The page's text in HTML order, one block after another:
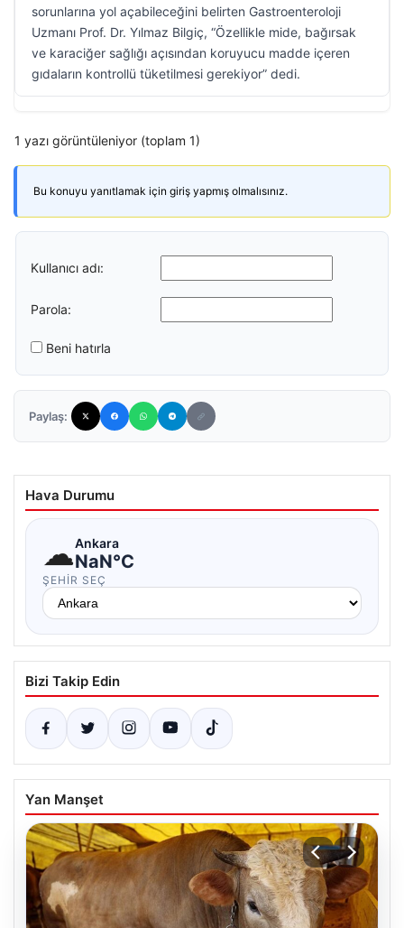
sorunlarına yol açabileceğini belirten Gastroenteroloji
Uzmanı Prof. Dr. Yılmaz Bilgiç, “Özellikle mide, bağırsak
ve karaciğer sağlığı açısından koruyucu madde içeren
gıdaların kontrollü tüketilmesi gerekiyor” dedi.
1 yazı görüntüleniyor (toplam 1)
Bu konuyu yanıtlamak için giriş yapmış olmalısınız.
Kullanıcı adı:
Parola:
Beni hatırla
Paylaş:
Hava Durumu
☁Ankara
NaN°C
ŞEHIR SEÇ
Bizi Takip Edin
Yan Manşet